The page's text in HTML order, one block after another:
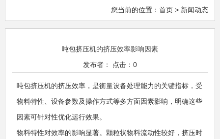
您当前的位置：首页 > 新闻动态
吨包挤压机的挤压效率影响因素
发布者： 点击：0
吨包挤压机的挤压效率，是衡量设备处理能力的关键指标，受
物料特性、设备参数及操作方式等多方面因素影响，明确这些
因素可针对性优化运行效果。
物料特性对效率的影响显著。颗粒状物料流动性较好，挤压时